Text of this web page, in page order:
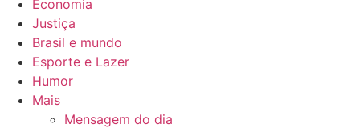
Economia
Justiça
Brasil e mundo
Esporte e Lazer
Humor
Mais
Mensagem do dia